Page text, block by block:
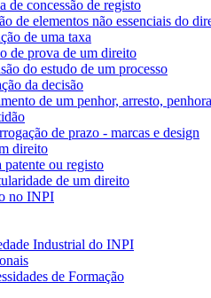
de concessão de registo
de elementos não essenciais do
de uma taxa
de prova de um direito
do estudo de um processo
da decisão
de um penhor, arresto,
de prazo - marcas e design
direito
ou registo
de um direito
no INPI
Industrial do INPI
de Formação